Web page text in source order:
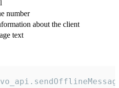
number
about the client
text